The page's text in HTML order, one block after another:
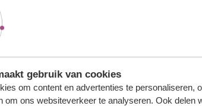
gebruik van cookies
om content en advertenties te personaliseren,
om ons websiteverkeer te analyseren. Ook delen